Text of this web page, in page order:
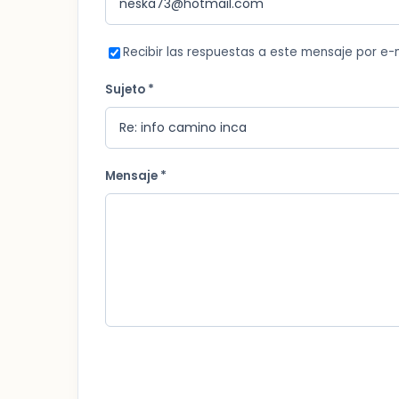
Recibir las respuestas a este mensaje por e-
Sujeto *
Mensaje *